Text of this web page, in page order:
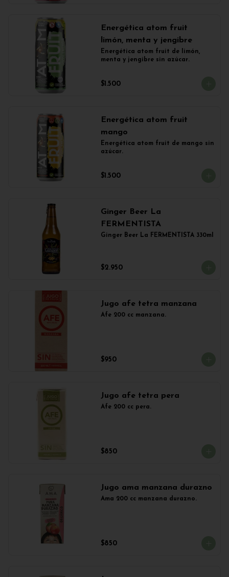
Energética atom fruit
limón, menta y jengibre
Energética atom fruit de limón,
menta y jengibre sin azúcar.
$1.500
Energética atom fruit
mango
Energética atom fruit de mango sin
azúcar.
$1.500
Ginger Beer La
FERMENTISTA
Ginger Beer La FERMENTISTA 330ml
$2.950
Jugo afe tetra manzana
Afe 200 cc manzana.
$950
Jugo afe tetra pera
Afe 200 cc pera.
$850
Jugo ama manzana durazno
Ama 200 cc manzana durazno.
$850